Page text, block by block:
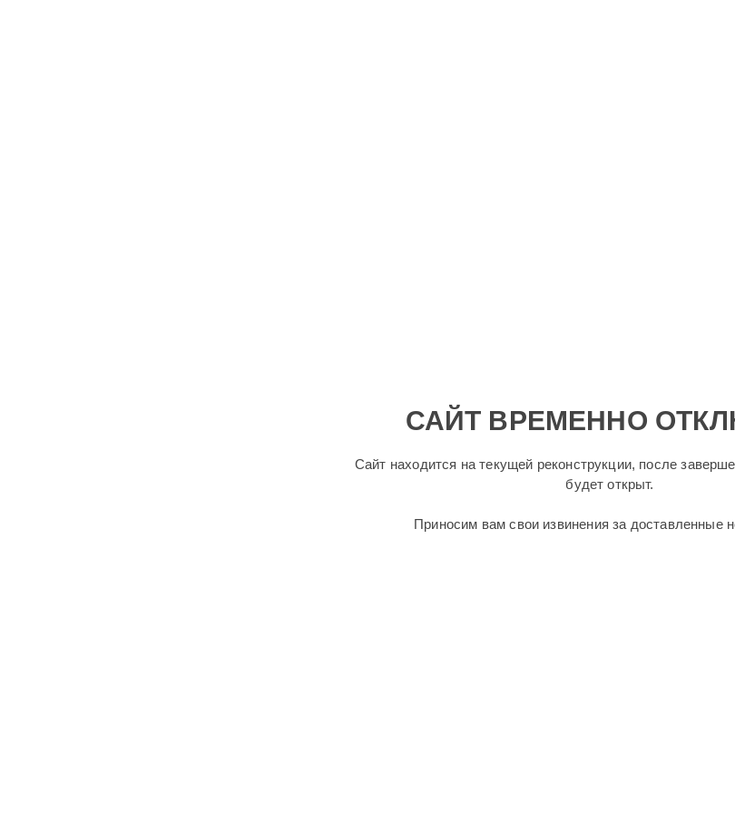
САЙТ ВРЕМЕННО
Сайт находится на текущей реконструкции, после
будет открыт.
Приносим вам свои извинения за доставленные